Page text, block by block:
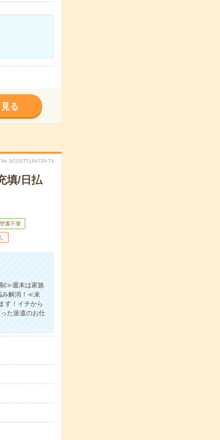
る
No.SCOST5164726-T4
填/日払
書不要
≫週末は家族
み解消！≪未
す！イチから
た派遣のお仕